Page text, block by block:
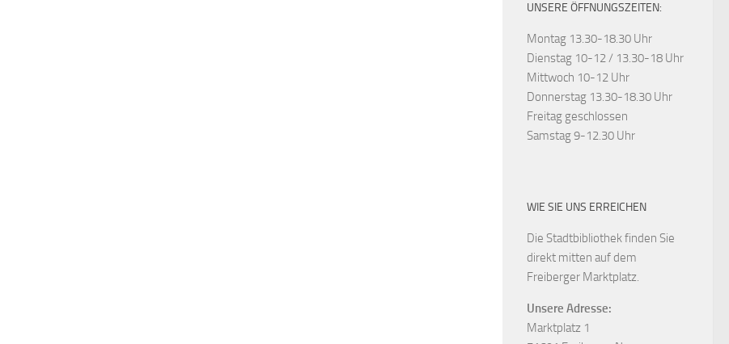
UNSERE ÖFFNUNGSZEITEN:
Montag 13.30-18.30 Uhr
Dienstag 10-12 / 13.30-18 Uhr
Mittwoch 10-12 Uhr
Donnerstag 13.30-18.30 Uhr
Freitag geschlossen
Samstag 9-12.30 Uhr
WIE SIE UNS ERREICHEN
Die Stadtbibliothek finden Sie
direkt mitten auf dem
Freiberger Marktplatz.
Unsere Adresse:
Marktplatz 1